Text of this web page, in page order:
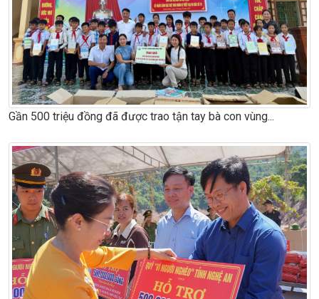
Gần 500 triệu đồng đã được trao tận tay bà con vùng...